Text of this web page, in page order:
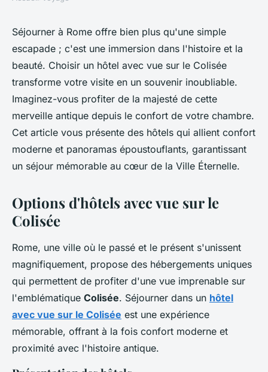
VOYAGE
Séjournez dans un hôtel à
rome avec vue imprenable sur
le colisée
Naïm•26 novembre 2024 •7 min de lecture
Séjourner à Rome offre bien plus qu'une simple
escapade ; c'est une immersion dans l'histoire et la
beauté. Choisir un hôtel avec vue sur le Colisée
transforme votre visite en un souvenir inoubliable.
Imaginez-vous profiter de la majesté de cette
merveille antique depuis le confort de votre chambre.
Cet article vous présente des hôtels qui allient confort
moderne et panoramas époustouflants, garantissant
un séjour mémorable au cœur de la Ville Éternelle.
Options d'hôtels avec vue sur le
Colisée
Rome, une ville où le passé et le présent s'unissent
magnifiquement, propose des hébergements uniques
qui permettent de profiter d'une vue imprenable sur
l'emblématique Colisée. Séjourner dans un hôtel
avec vue sur le Colisée est une expérience
mémorable, offrant à la fois confort moderne et
proximité avec l'histoire antique.